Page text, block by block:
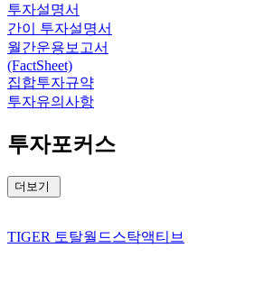
투자설명서
간이 투자설명서
월간운용보고서
(FactSheet)
집합투자규약
투자유의사항
투자포커스
더보기
TIGER 토탈월드스탁액티브